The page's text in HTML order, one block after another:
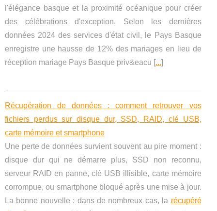
l'élégance basque et la proximité océanique pour créer
des célébrations d'exception. Selon les dernières
données 2024 des services d'état civil, le Pays Basque
enregistre une hausse de 12% des mariages en lieu de
réception mariage Pays Basque priv&eacu [...]
Récupération de données : comment retrouver vos
fichiers perdus sur disque dur, SSD, RAID, clé USB,
carte mémoire et smartphone
Une perte de données survient souvent au pire moment :
disque dur qui ne démarre plus, SSD non reconnu,
serveur RAID en panne, clé USB illisible, carte mémoire
corrompue, ou smartphone bloqué après une mise à jour.
La bonne nouvelle : dans de nombreux cas, la récupéré